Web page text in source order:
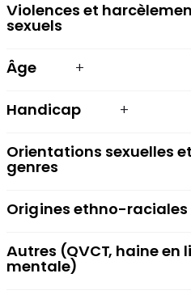
Violences et
sexuels
Âge
Handicap
Orientations sexuelles
genres
Origines ethno-raciales
Autres (QVCT, haine en
mentale)